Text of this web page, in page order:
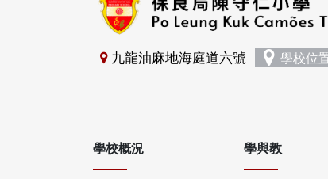
九龍油麻地海庭道六號 學校位
學校概況 學與教